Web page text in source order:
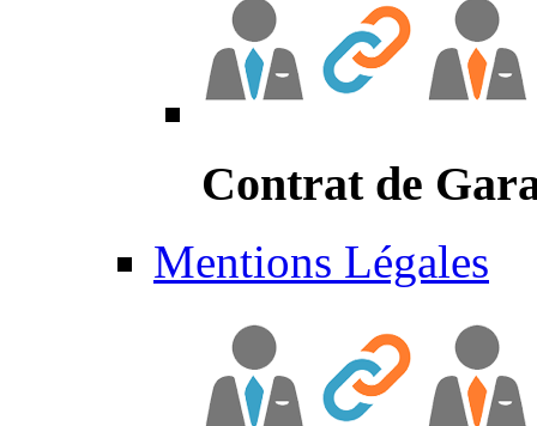
Contrat de
Mentions Légales